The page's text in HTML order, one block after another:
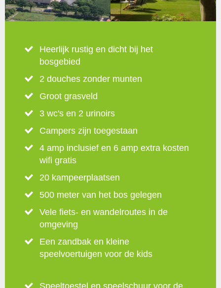
Heerlijk rustig en dicht bij het
bosgebied
2 douches zonder munten
Groot grasveld
3 wc's en 2 urinoirs
Campers zijn toegestaan
4 amp inclusief en 6 amp extra kosten
wifi gratis
20 kampeerplaatsen
500 meter van het bos gelegen
Vele fiets- en wandelroutes in de
omgeving
Een zandbak en kleine
speelvoertuigen voor de kids
Speeltoestel en speelschuur voor de